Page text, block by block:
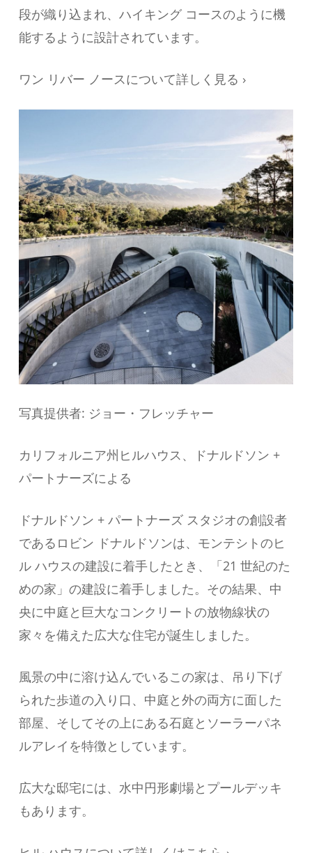
段が織り込まれ、ハイキング コースのように機
能するように設計されています。
ワン リバー ノースについて詳しく見る ›
写真提供者: ジョー・フレッチャー
カリフォルニア州ヒルハウス、ドナルドソン +
パートナーズによる
ドナルドソン + パートナーズ スタジオの創設者
であるロビン ドナルドソンは、モンテシトのヒ
ル ハウスの建設に着手したとき、「21 世紀のた
めの家」の建設に着手しました。その結果、中
央に中庭と巨大なコンクリートの放物線状の
家々を備えた広大な住宅が誕生しました。
風景の中に溶け込んでいるこの家は、吊り下げ
られた歩道の入り口、中庭と外の両方に面した
部屋、そしてその上にある石庭とソーラーパネ
ルアレイを特徴としています。
広大な邸宅には、水中円形劇場とプールデッキ
もあります。